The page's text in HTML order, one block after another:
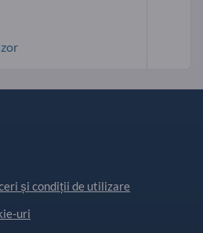
și condiții de utilizare
uri